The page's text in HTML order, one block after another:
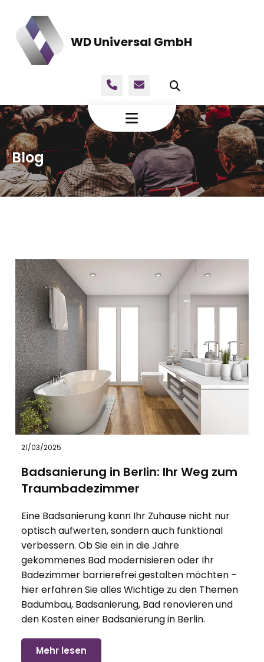
WD Universal GmbH
Blog
21/03/2025
Badsanierung in Berlin: Ihr Weg zum
Traumbadezimmer
Eine Badsanierung kann Ihr Zuhause nicht nur
optisch aufwerten, sondern auch funktional
verbessern. Ob Sie ein in die Jahre
gekommenes Bad modernisieren oder Ihr
Badezimmer barrierefrei gestalten möchten –
hier erfahren Sie alles Wichtige zu den Themen
Badumbau, Badsanierung, Bad renovieren und
den Kosten einer Badsanierung in Berlin.
Mehr lesen